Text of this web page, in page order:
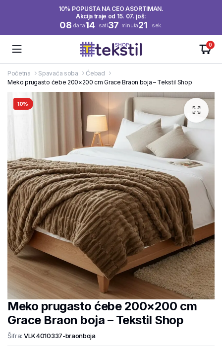
10% POPUSTA NA CEO ASORTIMAN.
Akcija traje od 15. 07. još:
08 dana14 sati37 minuta21 sek.
0
Početna Spavaća soba
Ćebad
Meko prugasto ćebe 200×200 cm Grace Braon boja – Tekstil Shop
10%
Meko prugasto ćebe 200×200 cm
Grace Braon boja – Tekstil Shop
Šifra: VLK4010337-braonboja